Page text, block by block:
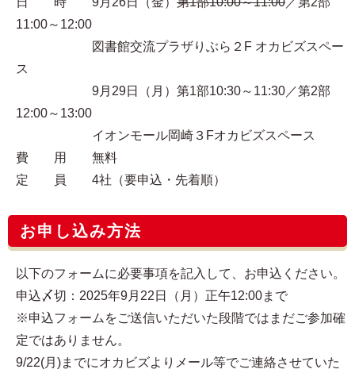
11:00～12:00
図書館交流プラザりぶら２F オカビズスペー
ス
9月29日（月）第1部10:30～11:30／第2部
12:00～13:00
イオンモール岡崎３Fオカビズスペース
費 用 無料
定 員 4社（要申込・先着順）
お申し込み方法
以下のフォームに必要事項を記入して、お申込ください。
申込〆切：2025年9月22日（月）正午12:00まで
※申込フォームをご送信いただいた段階ではまだご参加確
定ではありません。
9/22(月)までにオカビズよりメール等でご連絡させていた